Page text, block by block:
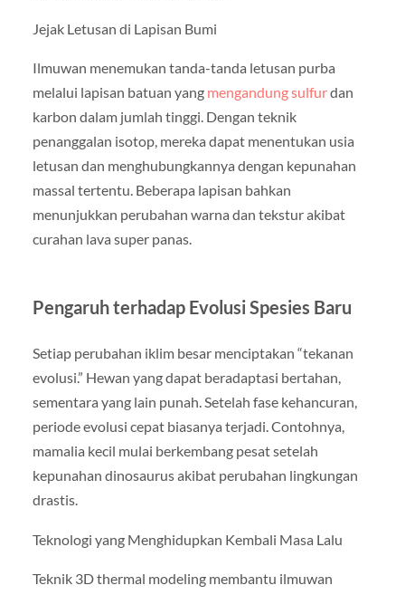
Jejak Letusan di Lapisan Bumi
Ilmuwan menemukan tanda-tanda letusan purba
melalui lapisan batuan yang mengandung sulfurdan
karbon dalam jumlah tinggi. Dengan teknik
penanggalan isotop, mereka dapat menentukan usia
letusan dan menghubungkannya dengan kepunahan
massal tertentu. Beberapa lapisan bahkan
menunjukkan perubahan warna dan tekstur akibat
curahan lava super panas.
Pengaruh terhadap Evolusi Spesies Baru
Setiap perubahan iklim besar menciptakan “tekanan
evolusi.” Hewan yang dapat beradaptasi bertahan,
sementara yang lain punah. Setelah fase kehancuran,
periode evolusi cepat biasanya terjadi. Contohnya,
mamalia kecil mulai berkembang pesat setelah
kepunahan dinosaurus akibat perubahan lingkungan
drastis.
Teknologi yang Menghidupkan Kembali Masa Lalu
Teknik 3D thermal modeling membantu ilmuwan